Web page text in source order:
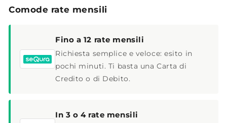
Comode rate mensili
Fino a 12 rate mensili
Richiesta semplice e veloce: esito in
pochi minuti. Ti basta una Carta di
Credito o di Debito.
In 3 o 4 rate mensili